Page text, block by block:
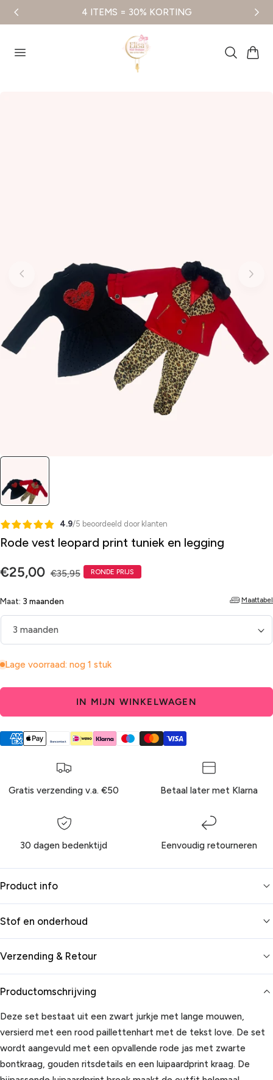
de inhoud 4 ITEMS = 30% KORTING
4.9/5 beoordeeld door klanten
Rode vest leopard print tuniek en legging
Verkoopprijs
€25,00 Normale
€35,95 RONDE PRIJS
Maat: 3 maanden Maattabel
Lage voorraad: nog 1 stuk
IN MIJN WINKELWAGEN
Gratis verzending v.a. €50 Betaal later met Klarna
30 dagen bedenktijd Eenvoudig retourneren
Product info
Stof en onderhoud
Verzending & Retour
Productomschrijving
Deze set bestaat uit een zwart jurkje met lange mouwen,
versierd met een rood paillettenhart met de tekst love. De set
wordt aangevuld met een opvallende rode jas met zwarte
bontkraag, gouden ritsdetails en een luipaardprint kraag. De